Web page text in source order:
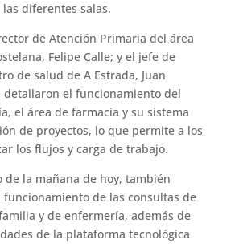
diferentes salas.
de Atención Primaria del área
Felipe Calle; y el jefe de
de salud de A Estrada, Juan
detallaron el funcionamiento del
el área de farmacia y su sistema
de proyectos, lo que permite a los
los flujos y carga de trabajo.
de la mañana de hoy, también
de las consultas de
y de enfermería, además de
de la plataforma tecnológica